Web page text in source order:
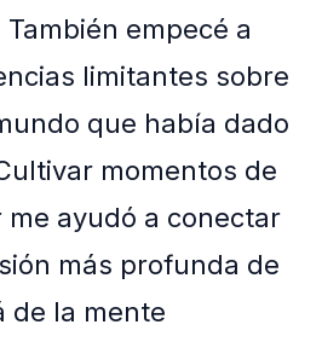
empecé a
limitantes sobre
que había dado
momentos de
ayudó a conectar
más profunda de
de la mente